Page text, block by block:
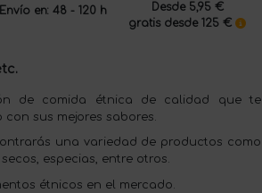
Envío en: 48 - 120 h
Desde 5,95 €
gratis desde 125 €
de comida étnica de calidad que te
sus mejores sabores.
una variedad de productos como
especias, entre otros.
étnicos en el mercado.